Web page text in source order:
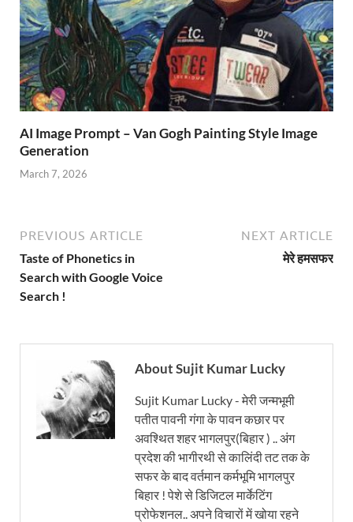
AI Image Prompt – Van Gogh Painting Style Image
Generation
March 7, 2026
PREVIOUS ARTICLE
Taste of Phonetics in
Search with Google Voice
Search !
NEXT ARTICLE
मेरे हमसफर
About Sujit Kumar Lucky
Sujit Kumar Lucky - मेरी जन्मभूमी
पतीत पावनी गंगा के पावन कछार पर
अवश्थित शहर भागलपुर(बिहार ) .. अंग
प्रदेश की भागीरथी से कालिंदी तट तक के
सफर के बाद वर्तमान कर्मभूमि भागलपुर
बिहार ! पेशे से डिजिटल मार्केटिंग
प्रोफेशनल.. अपने विचारों में खोया रहने